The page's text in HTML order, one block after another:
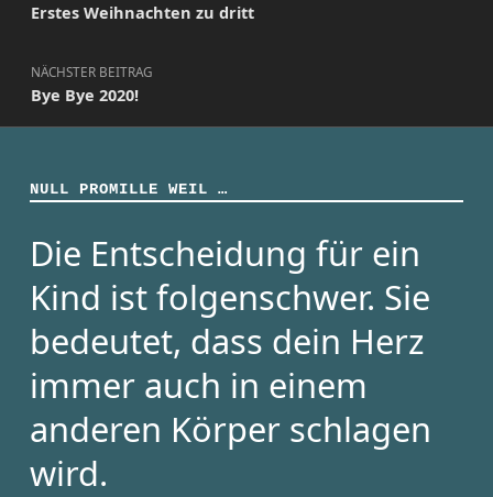
Erstes Weihnachten zu dritt
NÄCHSTER BEITRAG
Bye Bye 2020!
NULL PROMILLE WEIL …
Die Entscheidung für ein
Kind ist folgenschwer. Sie
bedeutet, dass dein Herz
immer auch in einem
anderen Körper schlagen
wird.